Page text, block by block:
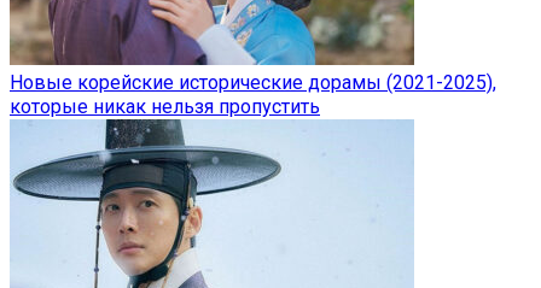
Новые корейские исторические дорамы (2021-2025),
которые никак нельзя пропустить